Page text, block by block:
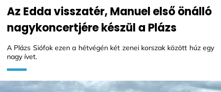
Az Edda visszatér, Manuel első önálló
nagykoncertjére készül a Plázs
A Plázs Siófok ezen a hétvégén két zenei korszak között húz egy
nagy ívet.